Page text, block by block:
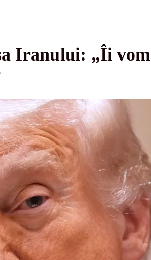
Iranului: „Îi